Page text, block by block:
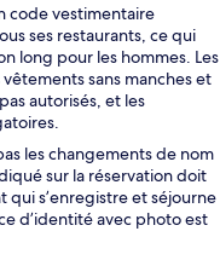
code vestimentaire
ses restaurants, ce qui
long pour les hommes. Les
sans manches et
autorisés, et les
les changements de nom
sur la réservation doit
s’enregistre et séjourne
d’identité avec photo est